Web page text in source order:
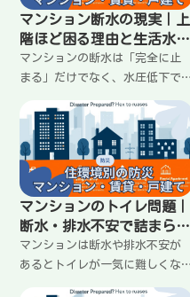
マンション断水の現実｜上
階ほど困る理由と生活水を
回す工夫
マンションの断水は「完全に止
まる」だけでなく、水圧低下で
不利になりやすく、トイレ・手
洗い・生活水が詰まりやすい。
飲み水より先に困る場面と、使
い道を固定して回す最小の工夫
を整理します。
マンションのトイレ問題｜
断水・排水不安で詰まらな
い「流さない運用」の作り
方
マンションは断水や排水不安が
あるとトイレが一気に難しくな